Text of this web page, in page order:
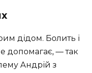
дідом. Болить і
допомагає, — так
Андрій з